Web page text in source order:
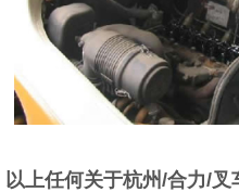
以上任何关于杭州/合力/